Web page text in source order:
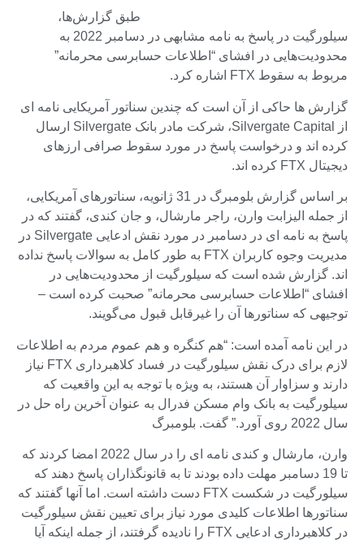
طبق گزارش‌ها،
سیلورگیت در پاسخ به نامه مشابهی در دسامبر 2022 به
محدودیت‌هایی در افشای “اطلاعات حسابرسی محرمانه”
مربوط به سقوط FTX اشاره کرد.
گزارش ها حاکی از آن است که چندین سناتور آمریکایی نامه ای
از Silvergate Capital، شرکت مادر بانک Silvergate ارسال
کرده اند و درخواست پاسخ در مورد سقوط صرافی ارزهای
دیجیتال FTX کرده اند.
بر اساس گزارش بلومبرگ در 31 ژانویه، سناتورهای آمریکایی،
از جمله الیزابت وارن، راجر مارشال، و جان کندی، گفتند که در
پاسخ به نامه ای در دسامبر در مورد نقش ادعایی Silvergate در
مدیریت وجوه کاربران FTX به طور کامل به سوالات پاسخ نداده
اند. گزارش شده است که سیلورگیت از محدودیت‌هایی در
افشای “اطلاعات حسابرسی محرمانه” صحبت کرده است –
توجیهی که سناتورها آن را غیرقابل قبول می‌گویند.
در این نامه آمده است: “هم کنگره و هم عموم مردم به اطلاعات
لازم برای درک نقش سیلورگیت در فساد کلاهبرداری FTX نیاز
دارند و سزاوار آن هستند، به ویژه با توجه به این واقعیت که
سیلورگیت به بانک وام مسکن فدرال به عنوان آخرین راه حل در
سال 2022 روی آورد.” گفت. بلومبرگ
وارن، مارشال و کندی نامه ای را در سال 2022 امضا کردند که
تا 19 دسامبر مهلت داده بودند تا به قانونگذاران پاسخ دهند که
سیلورگیت در شکست FTX دست داشته است. اما آنها گفتند که
سناتورها اطلاعات کلیدی مورد نیاز برای تعیین نقش سیلورگیت
در کلاهبرداری ادعایی FTX را نادیده گرفتند، از جمله اینکه آیا